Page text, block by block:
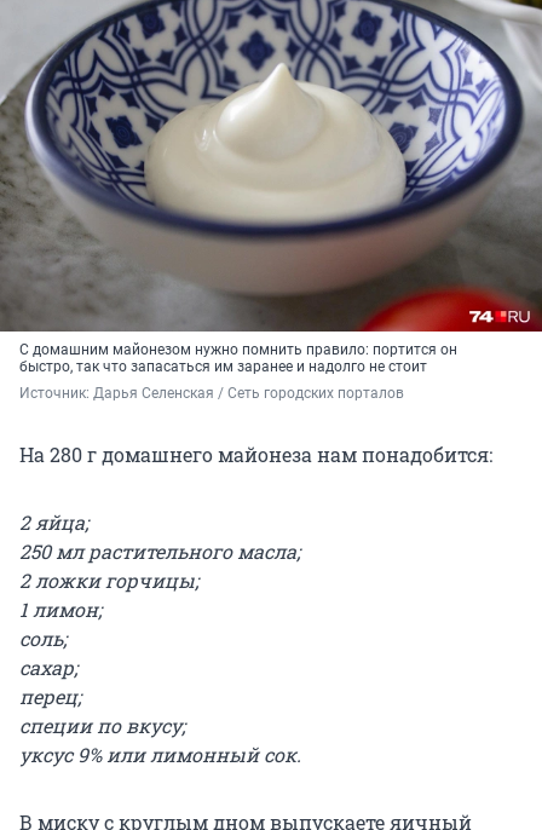
С домашним майонезом нужно помнить правило: портится он
быстро, так что запасаться им заранее и надолго не стоит
Источник: Дарья Селенская / Сеть городских порталов
На 280 г домашнего майонеза нам понадобится:
2 яйца;
250 мл растительного масла;
2 ложки горчицы;
1 лимон;
соль;
сахар;
перец;
специи по вкусу;
уксус 9% или лимонный сок.
В миску с круглым дном выпускаете яичный